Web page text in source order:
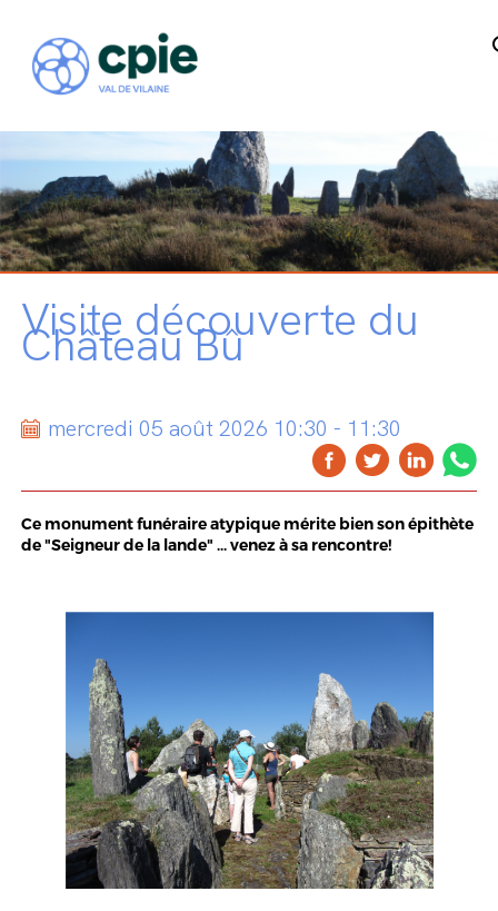
Visite découverte du
Château Bû
mercredi 05 août 2026 10:30 - 11:30
Ce monument funéraire atypique mérite bien son épithète
de "Seigneur de la lande" ... venez à sa rencontre!